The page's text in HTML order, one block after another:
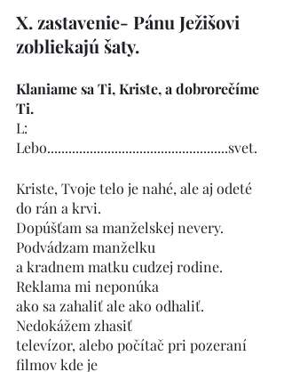
X. zastavenie- Pánu Ježišovi
zobliekajú šaty.
Klaniame sa Ti, Kriste, a dobrorečíme
Ti.
L:
Lebo...................................................svet.
Kriste, Tvoje telo je nahé, ale aj odeté
do rán a krvi.
Dopúšťam sa manželskej nevery.
Podvádzam manželku
a kradnem matku cudzej rodine.
Reklama mi neponúka
ako sa zahaliť ale ako odhaliť.
Nedokážem zhasiť
televízor, alebo počítač pri pozeraní
filmov kde je